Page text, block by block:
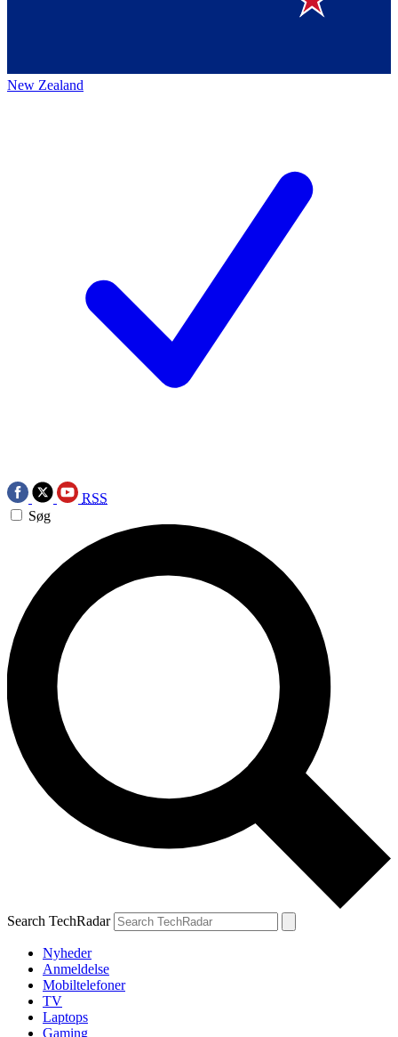
New Zealand
RSS
Søg
Search TechRadar
Nyheder
Anmeldelse
Mobiltelefoner
TV
Laptops
Gaming